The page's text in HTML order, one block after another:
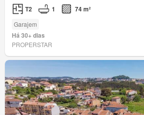
T2 1 74 m²
Garajem
Há 30+ dias
PROPERSTAR